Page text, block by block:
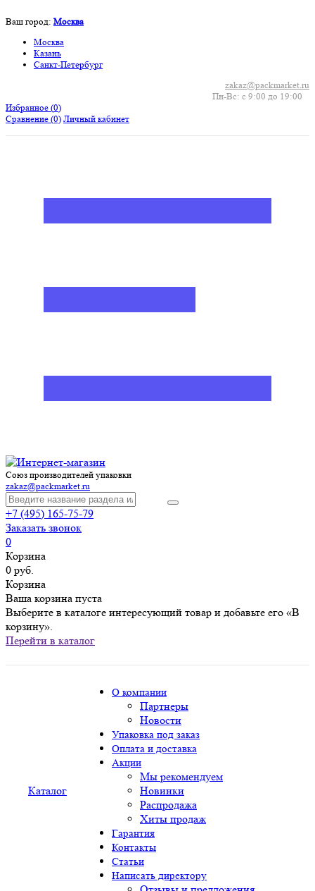
Ваш город: Москва
Москва
Казань
Санкт-Петербург
Пн-Вс: с 9:00 до 19:00
zakaz@packmarket.ru
Избранное (0)
Сравнение (0) Личный кабинет
Союз производителей упаковки
zakaz@packmarket.ru
+7 (495) 165-75-79
Заказать звонок
0
Корзина
0 руб.
Корзина
Ваша корзина пуста
Выберите в каталоге интересующий товар и добавьте его «В
корзину».
Перейти в каталог
Каталог
О компании
Партнеры
Новости
Упаковка под заказ
Оплата и доставка
Акции
Мы рекомендуем
Новинки
Распродажа
Хиты продаж
Гарантия
Контакты
Статьи
Написать директору